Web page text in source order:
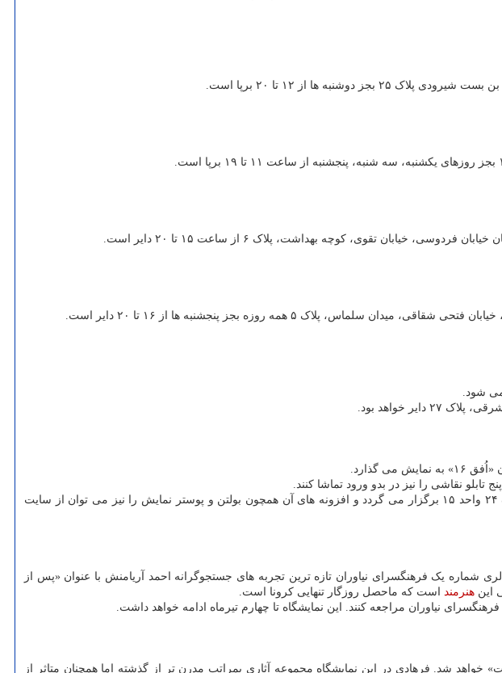
۵ همه روزه بجز پنجشنبه ها از ۱۶ تا ۲۰ دایر است.
خواهد بود.
این نمایشگاه از جمعه ۲۷ خرداد تا ۳ تیر از ساعت ۱۶ تا ۲۰ در گالری شهریاران به آدرس خ قائم مقام، کوچهٔ دهم، پلاک ۲۴ واحد ۱۵ برگزار می گردد و افزونه های آن همچون بولتن و پوستر نمایش را نیز می توان از سایت
احمد آریامنش در فرهنگسرای نیاوران رونمایی خواهد شد. جمعه، ۲۷ خرداد ماه در گالری شماره یک فرهنگسرای نیاوران تازه ترین تجربه های جستجوگرانه احمد آریامنش با عنوان «پس از
این هنرمند است که ماحصل روزگار تنهایی کرونا است.
ای بَرای لیلیت» خواهد شد. فرهادی در این نمایشگاه مجموعه آثاری بمراتب مدرن تر از گذشته اما همچنان متاثر از